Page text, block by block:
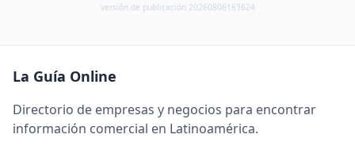
versión de publicación 20260806163624
La Guía Online
Directorio de empresas y negocios para encontrar
información comercial en Latinoamérica.